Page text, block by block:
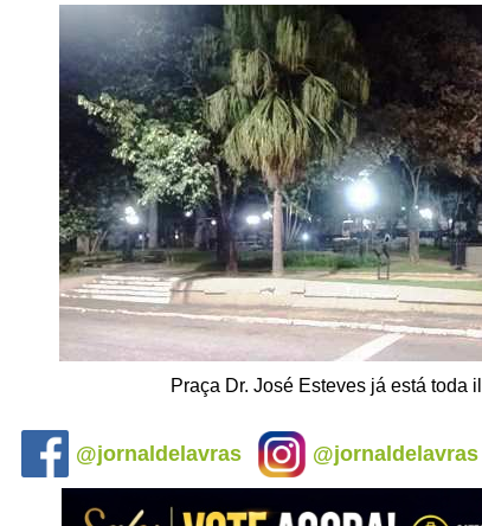
Praça Dr. José Esteves já está toda
@jornaldelavras @jornaldelavras